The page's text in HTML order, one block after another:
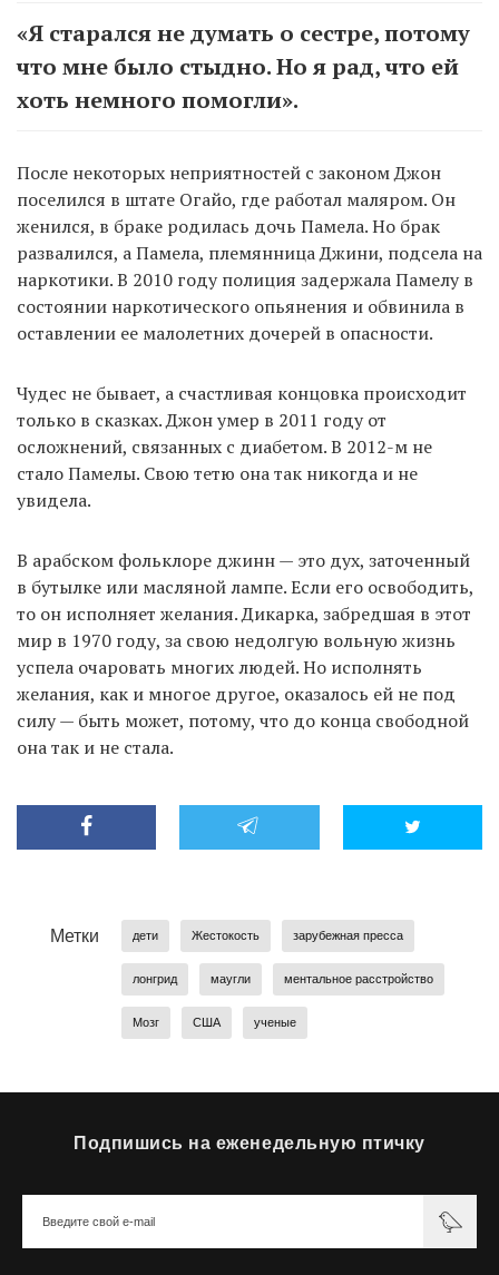
«Я старался не думать о сестре, потому
что мне было стыдно. Но я рад, что ей
хоть немного помогли».
После некоторых неприятностей с законом Джон
поселился в штате Огайо, где работал маляром. Он
женился, в браке родилась дочь Памела. Но брак
развалился, а Памела, племянница Джини, подсела на
наркотики. В 2010 году полиция задержала Памелу в
состоянии наркотического опьянения и обвинила в
оставлении ее малолетних дочерей в опасности.
Чудес не бывает, а счастливая концовка происходит
только в сказках. Джон умер в 2011 году от
осложнений, связанных с диабетом. В 2012-м не
стало Памелы. Свою тетю она так никогда и не
увидела.
В арабском фольклоре джинн — это дух, заточенный
в бутылке или масляной лампе. Если его освободить,
то он исполняет желания. Дикарка, забредшая в этот
мир в 1970 году, за свою недолгую вольную жизнь
успела очаровать многих людей. Но исполнять
желания, как и многое другое, оказалось ей не под
силу — быть может, потому, что до конца свободной
она так и не стала.
Метки дети Жестокость зарубежная пресса
лонгрид маугли ментальное расстройство
Мозг США ученые
Подпишись на еженедельную птичку